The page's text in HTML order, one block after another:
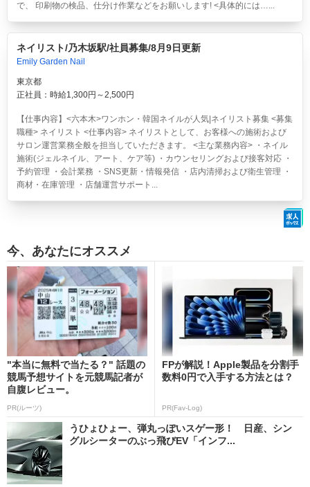
で、 印刷物の検品、仕分け作業などをお願いします! <具体的には…...
ネイリスト/乃木坂駅/社員募集/8月9日更新
Emily Garden Nail
東京都
正社員：時給1,300円～2,500円
【仕事内容】<六本木>ワンホン・韓国ネイルが人気|ネイリスト募集 <募集
職種> ネイリスト <仕事内容> ネイリストとして、お客様への施術および
サロン運営業務全般を担当していただきます。 <主な業務内容> ・ネイル
施術(ジェルネイル、アート、ケア等) ・カウンセリングおよび接客対応 ・
予約管理 ・会計業務 ・SNS更新・情報発信 ・店内清掃および衛生管理 ・
商材・在庫管理 ・店舗運営サポート...
今、あなたにオススメ
"本当に無料で当たる？" 話題の
競馬予想サイトを元競馬記者が
自腹レビュー。
PR(ルーツ)
FPが解説！Apple製品を分割手
数料0円で入手する方法とは？
PR(Fav-Log)
うひょひょー、弾丸っぽいスゲー形！ 日産、シン
グルシーターのぶっ飛びEV「インフ...